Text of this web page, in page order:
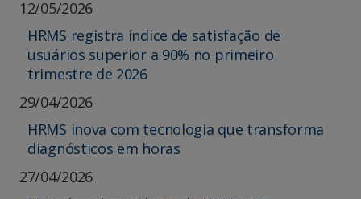
12/05/2026
HRMS registra índice de satisfação de
usuários superior a 90% no primeiro
trimestre de 2026
29/04/2026
HRMS inova com tecnologia que transforma
diagnósticos em horas
27/04/2026